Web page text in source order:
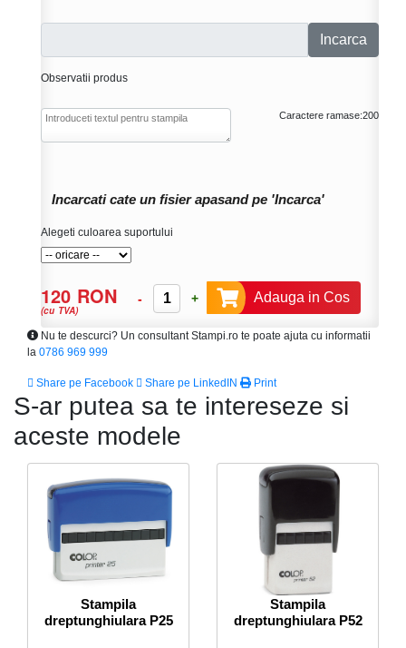
Incarca
Observatii produs
Caractere ramase:200
Incarcati cate un fisier apasand pe 'Incarca'
Alegeti culoarea suportului
120 RON
(cu TVA)
- + Adauga in Cos
Nu te descurci? Un consultant Stampi.ro te poate ajuta cu informatii
la 0786 969 999
Share pe Facebook Share pe LinkedIN Print
S-ar putea sa te intereseze si
aceste modele
Stampila
dreptunghiulara P25
Stampila
dreptunghiulara P52